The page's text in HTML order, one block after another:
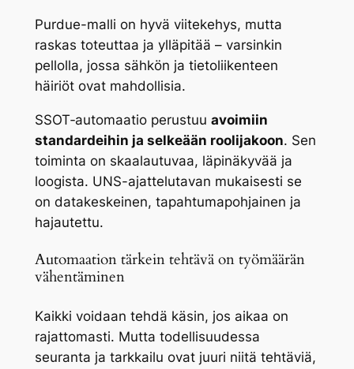
Purdue-malli on hyvä viitekehys, mutta
raskas toteuttaa ja ylläpitää – varsinkin
pellolla, jossa sähkön ja tietoliikenteen
häiriöt ovat mahdollisia.
SSOT‑automaatio perustuu avoimiin
standardeihin ja selkeään roolijakoon. Sen
toiminta on skaalautuvaa, läpinäkyvää ja
loogista. UNS-ajattelutavan mukaisesti se
on datakeskeinen, tapahtumapohjainen ja
hajautettu.
Automaation tärkein tehtävä on työmäärän
vähentäminen
Kaikki voidaan tehdä käsin, jos aikaa on
rajattomasti. Mutta todellisuudessa
seuranta ja tarkkailu ovat juuri niitä tehtäviä,